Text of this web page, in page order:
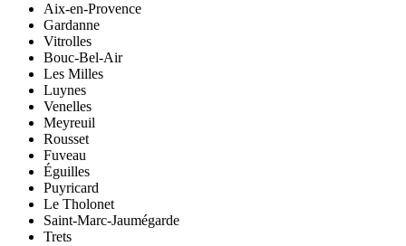
Aix-en-Provence
Gardanne
Vitrolles
Bouc-Bel-Air
Les Milles
Luynes
Venelles
Meyreuil
Rousset
Fuveau
Éguilles
Puyricard
Le Tholonet
Saint-Marc-Jaumégarde
Trets